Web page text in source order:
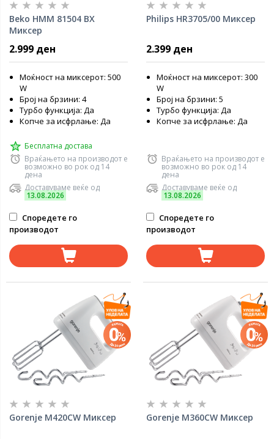
Beko HMM 81504 BX
Миксер
2.999 ден
Моќност на миксерот: 500
W
Број на брзини: 4
Турбо функција: Да
Копче за исфрлање: Да
Бесплатна достава
Враќањето на производот е
возможно во рок од 14
дена
Доставуваме веќе од
13.08.2026
Споредете го
производот
Philips HR3705/00 Миксер
2.399 ден
Моќност на миксерот: 300
W
Број на брзини: 5
Турбо функција: Да
Копче за исфрлање: Да
Враќањето на производот е
возможно во рок од 14
дена
Доставуваме веќе од
13.08.2026
Споредете го
производот
Gorenje M420CW Миксер Gorenje M360CW Миксер